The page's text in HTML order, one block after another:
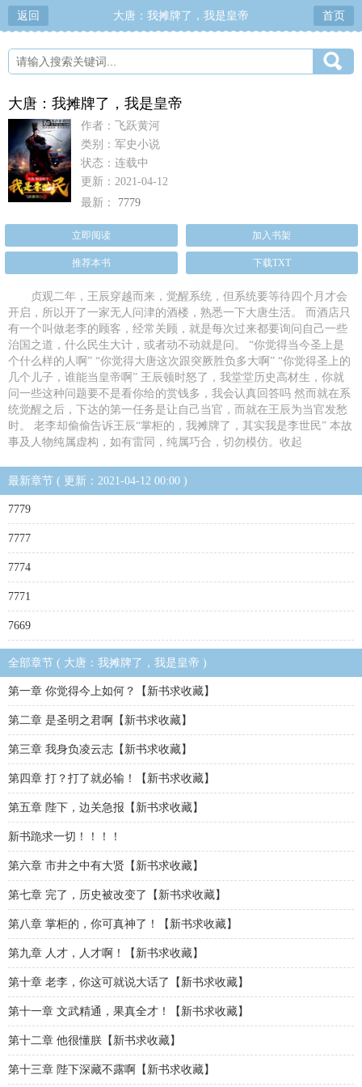
返回 大唐：我摊牌了，我是皇帝 首页
大唐：我摊牌了，我是皇帝
作者：飞跃黄河
类别：军史小说
状态：连载中
更新：2021-04-12
最新：
7779
立即阅读 加入书架
推荐本书 下载TXT
贞观二年，王辰穿越而来，觉醒系统，但系统要等待四个月才会
开启，所以开了一家无人问津的酒楼，熟悉一下大唐生活。 而酒店只
有一个叫做老李的顾客，经常关顾，就是每次过来都要询问自己一些
治国之道，什么民生大计，或者动不动就是问。 “你觉得当今圣上是
个什么样的人啊” “你觉得大唐这次跟突厥胜负多大啊” “你觉得圣上的
几个儿子，谁能当皇帝啊” 王辰顿时怒了，我堂堂历史高材生，你就
问一些这种问题要不是看你给的赏钱多，我会认真回答吗 然而就在系
统觉醒之后，下达的第一任务是让自己当官，而就在王辰为当官发愁
时。 老李却偷偷告诉王辰“掌柜的，我摊牌了，其实我是李世民” 本故
事及人物纯属虚构，如有雷同，纯属巧合，切勿模仿。收起
最新章节 ( 更新：2021-04-12 00:00 )
7779
7777
7774
7771
7669
全部章节 ( 大唐：我摊牌了，我是皇帝 )
第一章 你觉得今上如何？【新书求收藏】
第二章 是圣明之君啊【新书求收藏】
第三章 我身负凌云志【新书求收藏】
第四章 打？打了就必输！【新书求收藏】
第五章 陛下，边关急报【新书求收藏】
新书跪求一切！！！！
第六章 市井之中有大贤【新书求收藏】
第七章 完了，历史被改变了【新书求收藏】
第八章 掌柜的，你可真神了！【新书求收藏】
第九章 人才，人才啊！【新书求收藏】
第十章 老李，你这可就说大话了【新书求收藏】
第十一章 文武精通，果真全才！【新书求收藏】
第十二章 他很懂朕【新书求收藏】
第十三章 陛下深藏不露啊【新书求收藏】